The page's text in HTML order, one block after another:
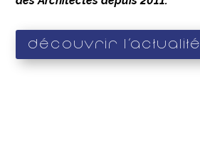
Découvrir l'actualité